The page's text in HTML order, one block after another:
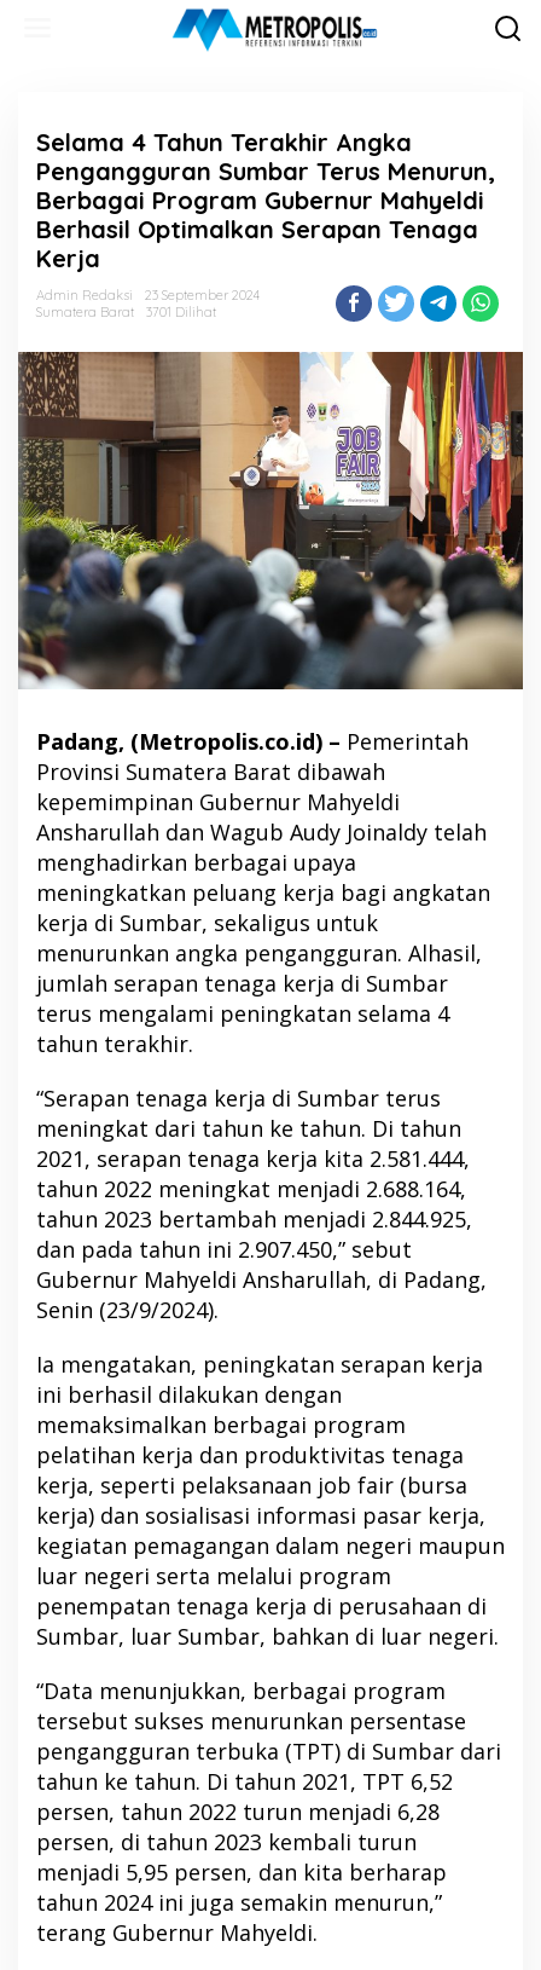
Selama 4 Tahun Terakhir Angka
Pengangguran Sumbar Terus Menurun,
Berbagai Program Gubernur Mahyeldi
Berhasil Optimalkan Serapan Tenaga
Kerja
Admin Redaksi
23 September 2024
Sumatera Barat
3701 Dilihat
Padang, (Metropolis.co.id) – Pemerintah
Provinsi Sumatera Barat dibawah
kepemimpinan Gubernur Mahyeldi
Ansharullah dan Wagub Audy Joinaldy telah
menghadirkan berbagai upaya
meningkatkan peluang kerja bagi angkatan
kerja di Sumbar, sekaligus untuk
menurunkan angka pengangguran. Alhasil,
jumlah serapan tenaga kerja di Sumbar
terus mengalami peningkatan selama 4
tahun terakhir.
“Serapan tenaga kerja di Sumbar terus
meningkat dari tahun ke tahun. Di tahun
2021, serapan tenaga kerja kita 2.581.444,
tahun 2022 meningkat menjadi 2.688.164,
tahun 2023 bertambah menjadi 2.844.925,
dan pada tahun ini 2.907.450,” sebut
Gubernur Mahyeldi Ansharullah, di Padang,
Senin (23/9/2024).
Ia mengatakan, peningkatan serapan kerja
ini berhasil dilakukan dengan
memaksimalkan berbagai program
pelatihan kerja dan produktivitas tenaga
kerja, seperti pelaksanaan job fair (bursa
kerja) dan sosialisasi informasi pasar kerja,
kegiatan pemagangan dalam negeri maupun
luar negeri serta melalui program
penempatan tenaga kerja di perusahaan di
Sumbar, luar Sumbar, bahkan di luar negeri.
“Data menunjukkan, berbagai program
tersebut sukses menurunkan persentase
pengangguran terbuka (TPT) di Sumbar dari
tahun ke tahun. Di tahun 2021, TPT 6,52
persen, tahun 2022 turun menjadi 6,28
persen, di tahun 2023 kembali turun
menjadi 5,95 persen, dan kita berharap
tahun 2024 ini juga semakin menurun,”
terang Gubernur Mahyeldi.